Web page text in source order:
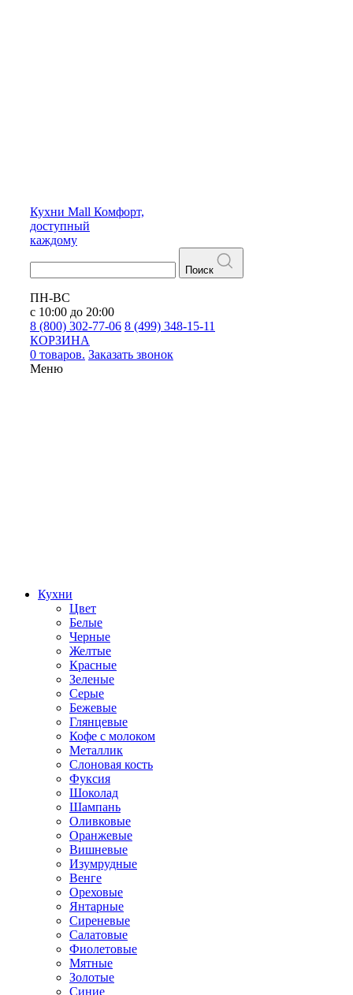
Кухни Mall Комфорт,
доступный
каждому
Поиск
ПН-ВС
с 10:00 до 20:00
8 (800) 302-77-06 8 (499) 348-15-11
КОРЗИНА
0 товаров. Заказать звонок
Меню
Кухни
Цвет
Белые
Черные
Желтые
Красные
Зеленые
Серые
Бежевые
Глянцевые
Кофе с молоком
Металлик
Слоновая кость
Фуксия
Шоколад
Шампань
Оливковые
Оранжевые
Вишневые
Изумрудные
Венге
Ореховые
Янтарные
Сиреневые
Салатовые
Фиолетовые
Мятные
Золотые
Синие